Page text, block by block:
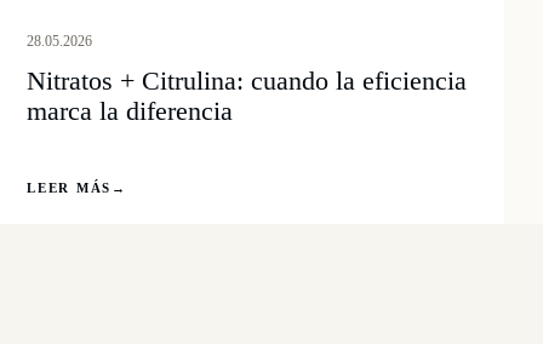
28.05.2026
Nitratos + Citrulina: cuando la eficiencia
marca la diferencia
LEER MÁS →